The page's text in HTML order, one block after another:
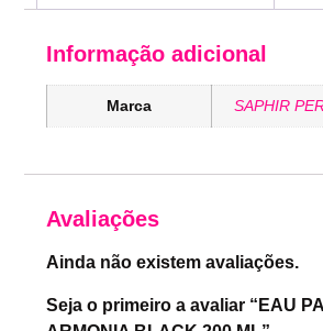
Informação adicional
Marca SAPHIR
Avaliações
Ainda não existem avaliações.
Seja o primeiro a avaliar “EAU